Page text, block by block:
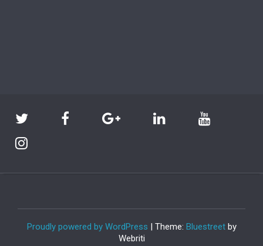
Proudly powered by WordPress | Theme: Bluestreetby
Webriti